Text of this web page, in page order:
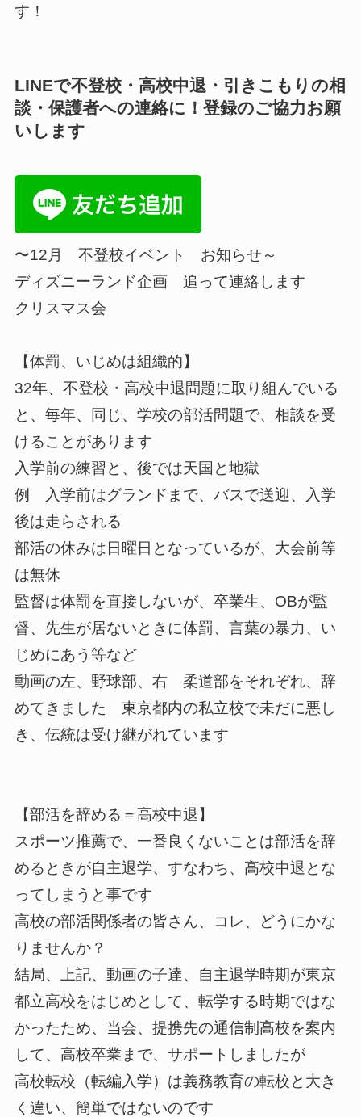
す！
LINEで不登校・高校中退・引きこもりの相
談・保護者への連絡に！登録のご協力お願
いします
〜12月 不登校イベント お知らせ～
ディズニーランド企画 追って連絡します
クリスマス会
【体罰、いじめは組織的】
32年、不登校・高校中退問題に取り組んでいる
と、毎年、同じ、学校の部活問題で、相談を受
けることがあります
入学前の練習と、後では天国と地獄
例 入学前はグランドまで、バスで送迎、入学
後は走らされる
部活の休みは日曜日となっているが、大会前等
は無休
監督は体罰を直接しないが、卒業生、OBが監
督、先生が居ないときに体罰、言葉の暴力、い
じめにあう等など
動画の左、野球部、右 柔道部をそれぞれ、辞
めてきました 東京都内の私立校で未だに悪し
き、伝統は受け継がれています
【部活を辞める＝高校中退】
スポーツ推薦で、一番良くないことは部活を辞
めるときが自主退学、すなわち、高校中退とな
ってしまうと事です
高校の部活関係者の皆さん、コレ、どうにかな
りませんか？
結局、上記、動画の子達、自主退学時期が東京
都立高校をはじめとして、転学する時期ではな
かったため、当会、提携先の通信制高校を案内
して、高校卒業まで、サポートしましたが
高校転校（転編入学）は義務教育の転校と大き
く違い、簡単ではないのです